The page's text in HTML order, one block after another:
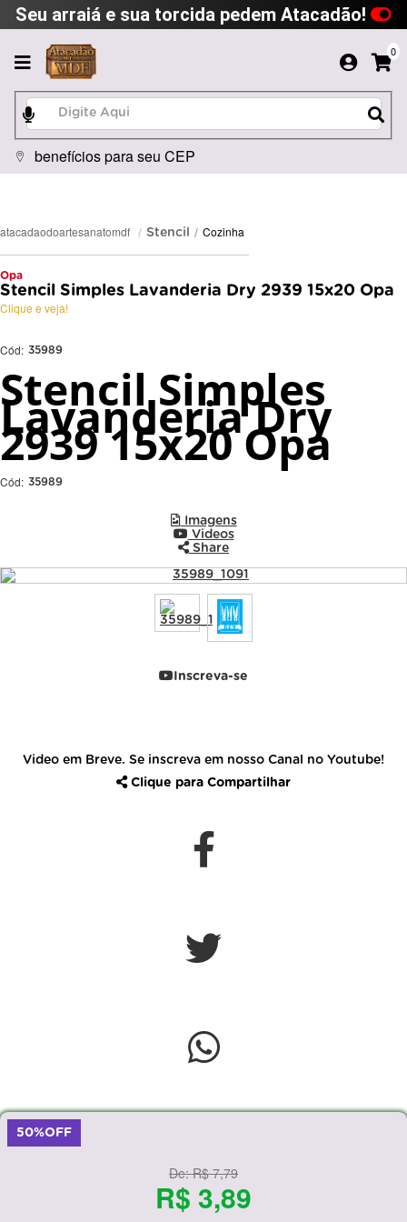
Seu arraiá e sua torcida pedem Atacadão!
0
benefícios para seu CEP
atacadaodoartesanatomdf Stencil Cozinha
Opa
Stencil Simples Lavanderia Dry 2939 15x20 Opa
Clique e veja!
Cód: 35989
Stencil Simples
Lavanderia Dry
2939 15x20 Opa
Cód: 35989
Imagens
Videos
Share
Inscreva-se
Video em Breve. Se inscreva em nosso Canal no Youtube!
Clique para Compartilhar
50%OFF
De:R$ 7,79
R$ 3,89